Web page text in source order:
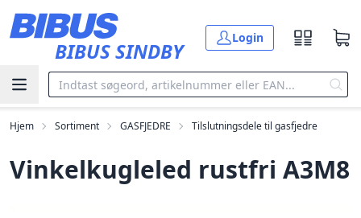
BIBUS SINDBY
Login
Hjem Sortiment GASFJEDRE Tilslutningsdele til gasfjedre
Vinkelkugleled rustfri A3M8